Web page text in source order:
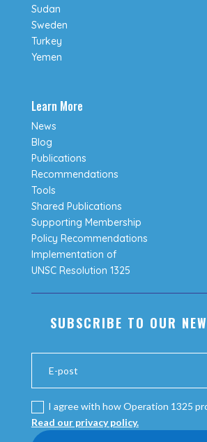
Sudan
Sweden
Turkey
Yemen
Learn More
News
Blog
Publications
Recommendations
Tools
Shared Publications
Supporting Membership
Policy Recommendations
Implementation of
UNSC Resolution 1325
SUBSCRIBE TO OUR
I agree with how Operation 1325
Read our privacy policy.